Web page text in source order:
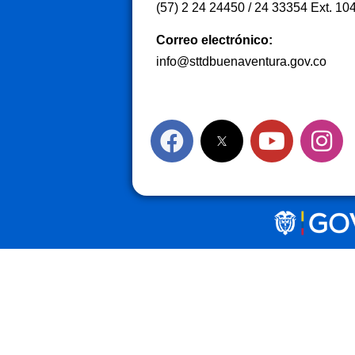
(57) 2 24 24450 / 24 33354 Ext.
Correo electrónico:
info@sttdbuenaventura.gov.co